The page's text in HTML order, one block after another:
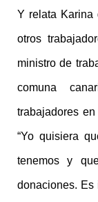
Y relata
otros
ministro de
comuna
trabajadores
“Yo quisiera
tenemos y
donaciones. Es